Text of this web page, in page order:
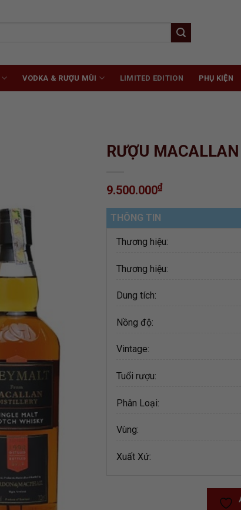
VODKA & RƯỢU MÙI LIMITED EDITION PHỤ KIỆN
RƯỢU
9.500.000₫
THÔNG TIN
Thương hiệu:
Thương hiệu:
Dung tích:
Nồng độ:
Vintage:
Tuổi rượu:
Phân Loại:
Vùng:
Xuất Xứ: